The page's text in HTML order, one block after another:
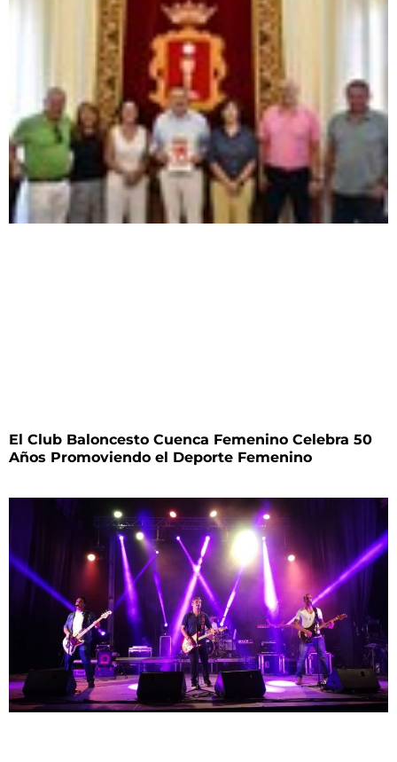
El Club Baloncesto Cuenca Femenino Celebra 50
Años Promoviendo el Deporte Femenino